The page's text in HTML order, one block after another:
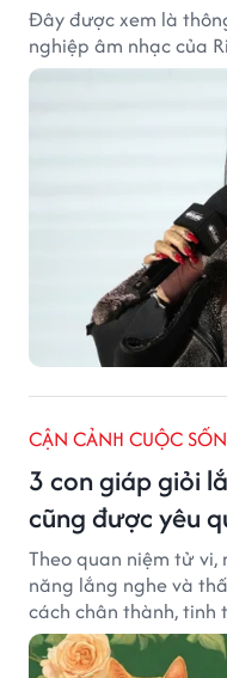
Đây được xem là
nghiệp âm nhạc của
CẬN CẢNH CUỘC
3 con giáp giỏi
cũng được yêu
Theo quan niệm tử vi,
năng lắng nghe và
cách chân thành, tinh
tạo dựng nhiều mối